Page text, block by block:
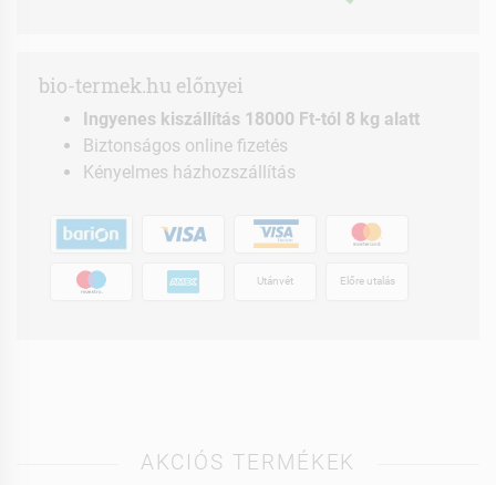
bio-termek.hu előnyei
Ingyenes kiszállítás 18000 Ft-tól 8 kg alatt
Biztonságos online fizetés
Kényelmes házhozszállítás
Utánvét Előre utalás
AKCIÓS TERMÉKEK